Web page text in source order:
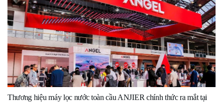
Thương hiệu máy lọc nước toàn cầu ANJIER chính thức ra mắt tại